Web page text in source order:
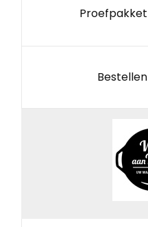
Proefpakket
Bestellen